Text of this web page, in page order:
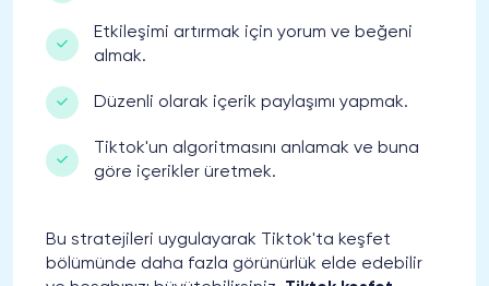
Etkileşimi artırmak için yorum ve beğeni
almak.
Düzenli olarak içerik paylaşımı yapmak.
Tiktok'un algoritmasını anlamak ve buna
göre içerikler üretmek.
Bu stratejileri uygulayarak Tiktok'ta keşfet
bölümünde daha fazla görünürlük elde edebilir